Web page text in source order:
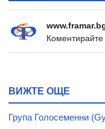
Коментирайте
ВИЖТЕ ОЩЕ
Група Голосеменни